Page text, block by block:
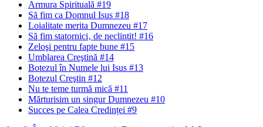
Armura Spirituală #19
Să fim ca Domnul Isus #18
Loialitate merita Dumnezeu #17
Să fim statornici‚ de neclintit! #16
Zeloşi pentru fapte bune #15
Umblarea Creştină #14
Botezul în Numele lui Isus #13
Botezul Creştin #12
Nu te teme turmă mică #11
Mărturisim un singur Dumnezeu #10
Succes pe Calea Credinței #9